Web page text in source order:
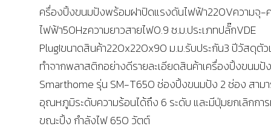
ครื่องปิ้งขนมปังพร้อมฝาปิดแรงดันไฟฟ้า220Vความจุ-
ไฟฟ้า50Hzความยาวสายไฟ0.9 ซ.ม.ประเภทปลั๊กVDE
PlugIขนาดสินค้า220x220x90 ม.ม.รับประกัน3 ปีวัสดุตัว
ทำจากพลาสติกอย่างดีรายละเอียดสินค้าเครื่องปิ้งขนมปัง
Smarthome รุ่น SM-T650 ช่องปิ้งขนมปัง 2 ช่อง สาม
อุณหภูมิระดับความร้อนได้ถึง 6 ระดับ และมีปุ่มยกเลิกกา
ขณะปิ้ง กำลังไฟ 650 วัตต์